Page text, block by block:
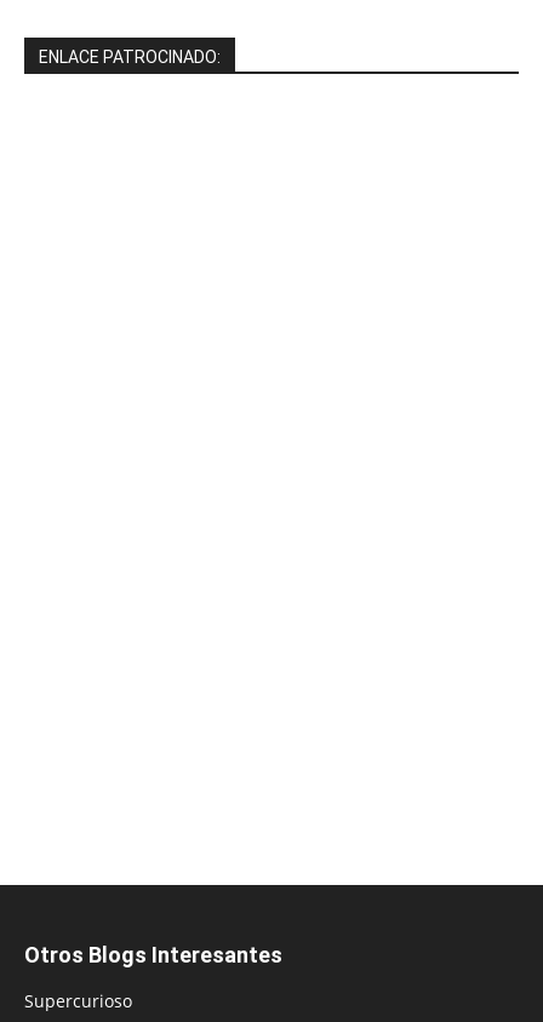
ENLACE PATROCINADO:
Otros Blogs Interesantes
Supercurioso